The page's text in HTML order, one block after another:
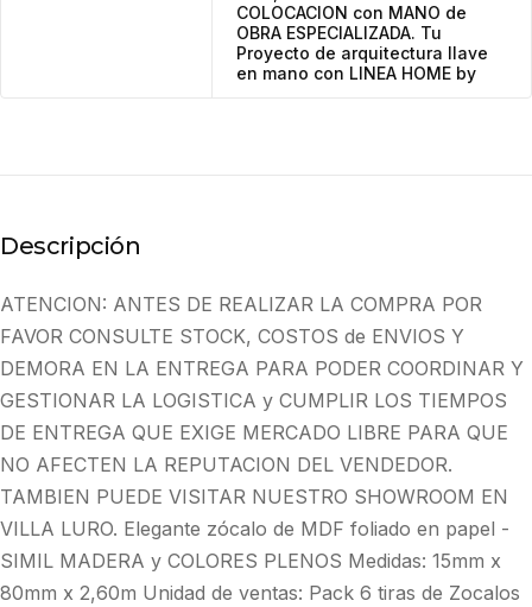
COLOCACION con MANO de
OBRA ESPECIALIZADA. Tu
Proyecto de arquitectura llave
en mano con LINEA HOME by
Descripción
ATENCION: ANTES DE REALIZAR LA COMPRA POR
FAVOR CONSULTE STOCK, COSTOS de ENVIOS Y
DEMORA EN LA ENTREGA PARA PODER COORDINAR Y
GESTIONAR LA LOGISTICA y CUMPLIR LOS TIEMPOS
DE ENTREGA QUE EXIGE MERCADO LIBRE PARA QUE
NO AFECTEN LA REPUTACION DEL VENDEDOR.
TAMBIEN PUEDE VISITAR NUESTRO SHOWROOM EN
VILLA LURO. Elegante zócalo de MDF foliado en papel -
SIMIL MADERA y COLORES PLENOS Medidas: 15mm x
80mm x 2,60m Unidad de ventas: Pack 6 tiras de Zocalos